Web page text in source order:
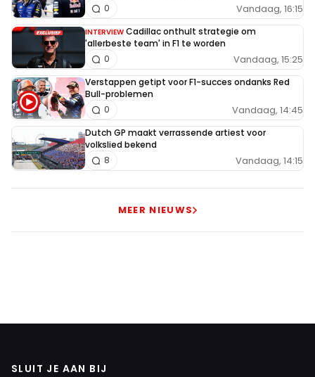
Vandaag, 16:15
0
INTERVIEW Cadillac onthult strategie om
'allerbeste team' in F1 te worden
Vandaag, 15:25
0
Verstappen getipt voor F1-succes ondanks Red
Bull-problemen
Vandaag, 14:45
0
Dutch GP maakt verrassende artiest voor
volkslied bekend
Vandaag, 14:15
8
MEER NIEUWS
SLUIT JE AAN BIJ